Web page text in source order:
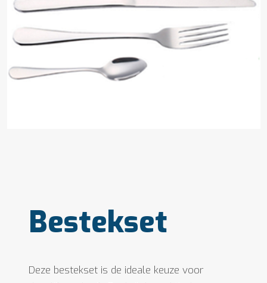
Bestekset
Deze bestekset is de ideale keuze voor